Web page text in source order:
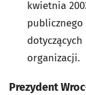
kwietnia
organizacji.
Prezydent